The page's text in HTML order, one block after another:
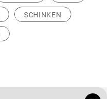
SCHINKEN